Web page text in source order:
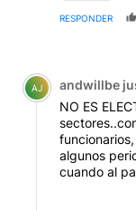
RESPONDER
Comentario de
AJ andwillbe
NO ES
algunos
cuando al
regocija